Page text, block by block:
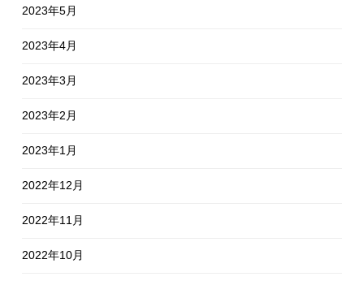
2023年5月
2023年4月
2023年3月
2023年2月
2023年1月
2022年12月
2022年11月
2022年10月